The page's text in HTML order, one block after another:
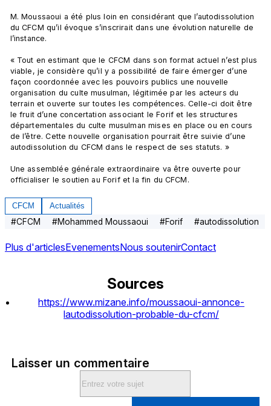
M. Moussaoui a été plus loin en considérant que l’autodissolution
du CFCM qu’il évoque s’inscrirait dans une évolution naturelle de
l’instance.
« Tout en estimant que le CFCM dans son format actuel n’est plus
viable, je considère qu’il y a possibilité de faire émerger d’une
façon coordonnée avec les pouvoirs publics une nouvelle
organisation du culte musulman, légitimée par les acteurs du
terrain et ouverte sur toutes les compétences. Celle-ci doit être
le fruit d’une concertation associant le Forif et les structures
départementales du culte musulman mises en place ou en cours
de l’être. Cette nouvelle organisation pourrait être suivie d’une
autodissolution du CFCM dans le respect de ses statuts. »
Une assemblée générale extraordinaire va être ouverte pour
officialiser le soutien au Forif et la fin du CFCM.
CFCM Actualités
#CFCM #Mohammed Moussaoui #Forif #autodissolution
Plus d'articlesEvenementsNous soutenirContact
Sources
https://www.mizane.info/moussaoui-annonce-
lautodissolution-probable-du-cfcm/
Laisser un commentaire